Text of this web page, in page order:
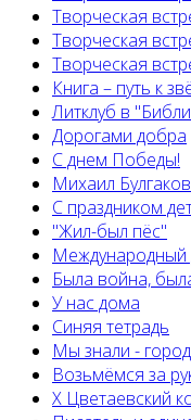
Творческая
Творческая
Творческая
Книга – путь к
Литклуб в
Дорогами добра
С днем Победы!
Михаил
С праздником
"Жил-был пёс"
Международный
Была война,
У нас дома
Синяя тетрадь
Мы знали -
Возьмёмся за
X Цветаевский